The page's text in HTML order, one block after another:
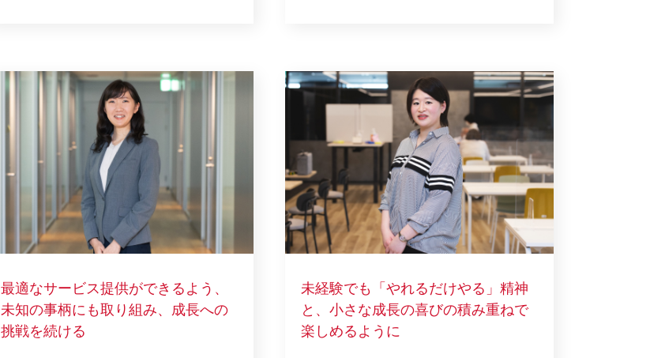
最適なサービス提供ができるよう、
未知の事柄にも取り組み、成長への
挑戦を続ける
未経験でも「やれるだけやる」精神
と、小さな成長の喜びの積み重ねで
楽しめるように